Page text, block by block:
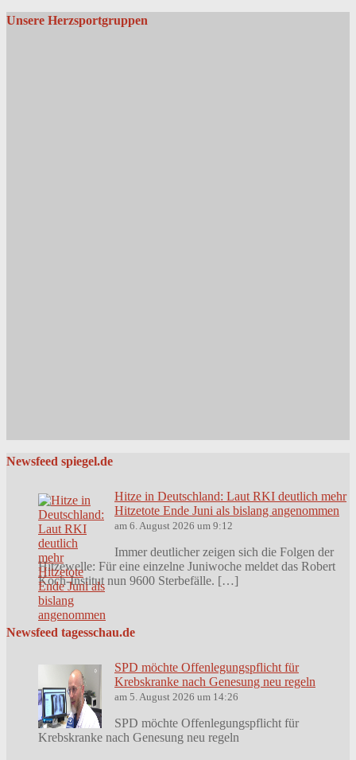
Unsere Herzsportgruppen
Newsfeed spiegel.de
Hitze in Deutschland: Laut RKI deutlich mehr
Hitzetote Ende Juni als bislang angenommen
am 6. August 2026 um 9:12
Immer deutlicher zeigen sich die Folgen der
Hitzewelle: Für eine einzelne Juniwoche meldet das Robert
Koch-Institut nun 9600 Sterbefälle. […]
Newsfeed tagesschau.de
SPD möchte Offenlegungspflicht für
Krebskranke nach Genesung neu regeln
am 5. August 2026 um 14:26
SPD möchte Offenlegungspflicht für
Krebskranke nach Genesung neu regeln